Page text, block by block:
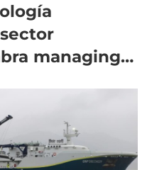
managing